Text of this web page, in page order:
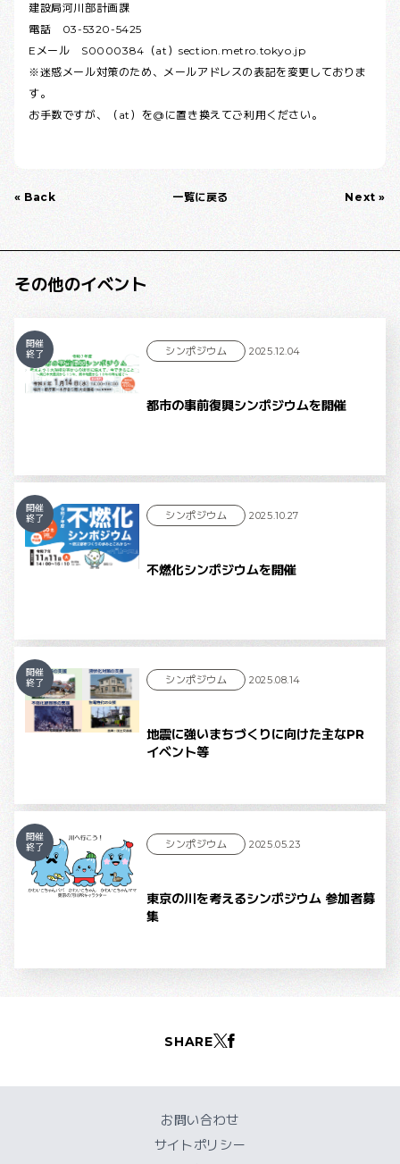
建設局河川部計画課
電話 03-5320-5425
Eメール S0000384（at）section.metro.tokyo.jp
※迷惑メール対策のため、メールアドレスの表記を変更しておりま
す。
お手数ですが、（at）を@に置き換えてご利用ください。
« Back 一覧に戻る Next »
その他のイベント
開催
終了
都市の事前復興シンポジウムを開催
シンポジウム 2025.12.04
開催
終了
不燃化シンポジウムを開催
シンポジウム 2025.10.27
開催
終了
地震に強いまちづくりに向けた主なPR
イベント等
シンポジウム 2025.08.14
開催
終了
東京の川を考えるシンポジウム 参加者募
集
シンポジウム 2025.05.23
SHARE
お問い合わせ
サイトポリシー